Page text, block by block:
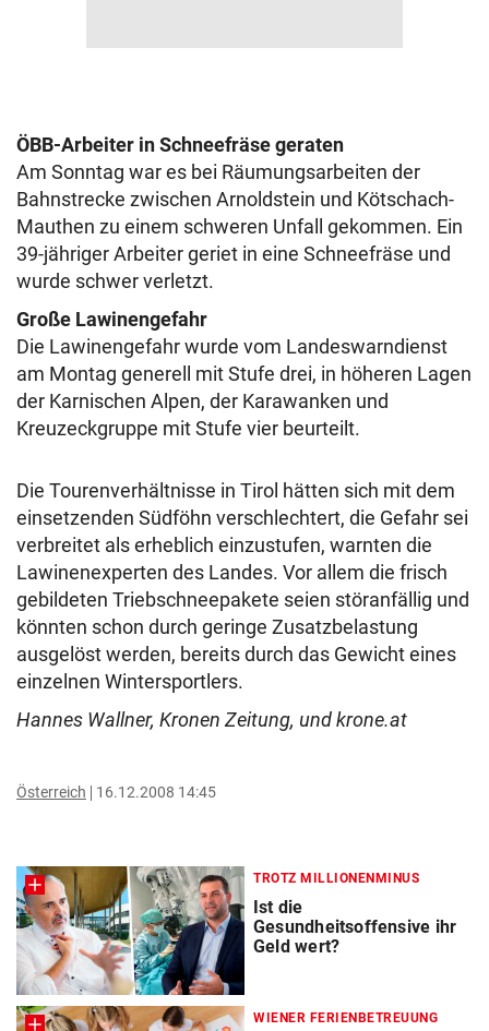
ÖBB-Arbeiter in Schneefräse geraten
Am Sonntag war es bei Räumungsarbeiten der
Bahnstrecke zwischen Arnoldstein und Kötschach-
Mauthen zu einem schweren Unfall gekommen. Ein
39-jähriger Arbeiter geriet in eine Schneefräse und
wurde schwer verletzt.
Große Lawinengefahr
Die Lawinengefahr wurde vom Landeswarndienst
am Montag generell mit Stufe drei, in höheren Lagen
der Karnischen Alpen, der Karawanken und
Kreuzeckgruppe mit Stufe vier beurteilt.
Die Tourenverhältnisse in Tirol hätten sich mit dem
einsetzenden Südföhn verschlechtert, die Gefahr sei
verbreitet als erheblich einzustufen, warnten die
Lawinenexperten des Landes. Vor allem die frisch
gebildeten Triebschneepakete seien störanfällig und
könnten schon durch geringe Zusatzbelastung
ausgelöst werden, bereits durch das Gewicht eines
einzelnen Wintersportlers.
Hannes Wallner, Kronen Zeitung, und krone.at
Österreich 16.12.2008 14:45
TROTZ MILLIONENMINUS
Ist die
Gesundheitsoffensive ihr
Geld wert?
WIENER FERIENBETREUUNG